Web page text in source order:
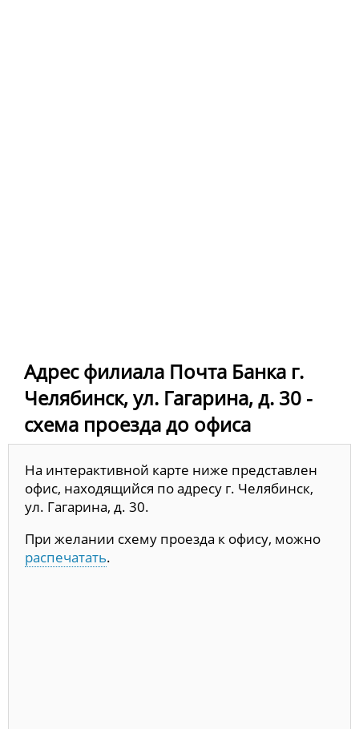
Адрес филиала Почта Банка г.
Челябинск, ул. Гагарина, д. 30 -
схема проезда до офиса
На интерактивной карте ниже представлен
офис, находящийся по адресу г. Челябинск,
ул. Гагарина, д. 30.
При желании схему проезда к офису, можно
распечатать.